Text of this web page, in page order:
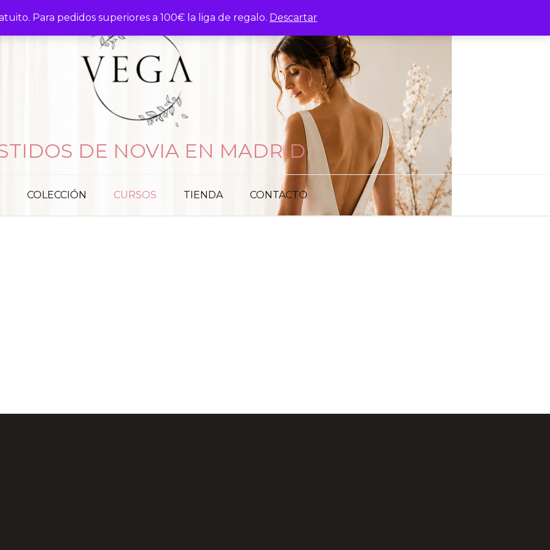
Para pedidos superiores a 100€ la liga de regalo. Descartar
DE NOVIA EN MADRID
COLECCIÓN CURSOS TIENDA CONTACTO